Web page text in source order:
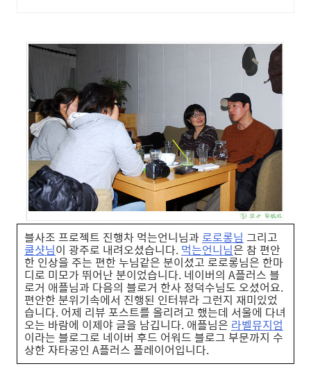
블사조 프로젝트 진행차 먹는언니님과로로롱님 그리고
쿨샷님이 광주로 내려오셨습니다. 먹는언니님은 참 편안
한 인상을 주는 편한 누님같은 분이셨고 로로롱님은 한마
디로 미모가 뛰어난 분이었습니다. 네이버의 A플러스 블
로거 애플님과 다음의 블로거 한사 정덕수님도 오셨어요.
편안한 분위기속에서 진행된 인터뷰라 그런지 재미있었
습니다. 어제 리뷰 포스트를 올리려고 했는데 서울에 다녀
오는 바람에 이제야 글을 남깁니다. 애플님은 라벨뮤지엄
이라는 블로그로 네이버 후드 어워드 블로그 부문까지 수
상한 자타공인 A플러스 플레이어입니다.